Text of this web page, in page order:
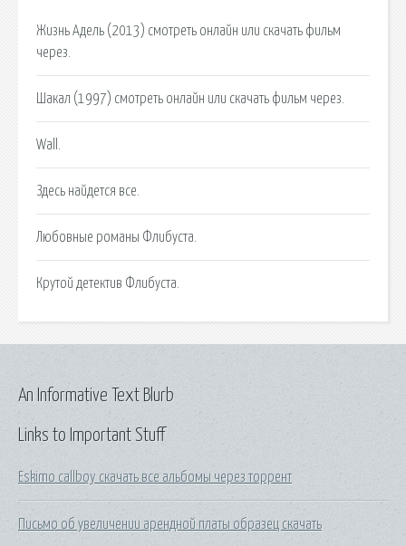
Жизнь Адель (2013) смотреть онлайн или скачать фильм
через.
Шакал (1997) смотреть онлайн или скачать фильм через.
Wall.
Здесь найдется все.
Любовные романы Флибуста.
Крутой детектив Флибуста.
Links to Important Stuff
Eskimo callboy скачать все альбомы через торрент
Письмо об увеличении арендной платы образец скачать
An Informative Text Blurb